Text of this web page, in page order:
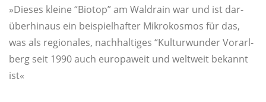
»Die­ses klei­ne “Bio­top” am Wald­rain war und ist dar­
über­hin­aus ein bei­spiel­haf­ter Mikro­kos­mos für das,
was als regio­na­les, nach­hal­ti­ges “Kul­tur­wun­der Vor­arl­
berg seit 1990 auch euro­pa­weit und welt­weit bekannt
ist«